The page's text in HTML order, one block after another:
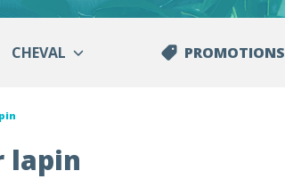
CHEVAL PROMOTIONS
lapin